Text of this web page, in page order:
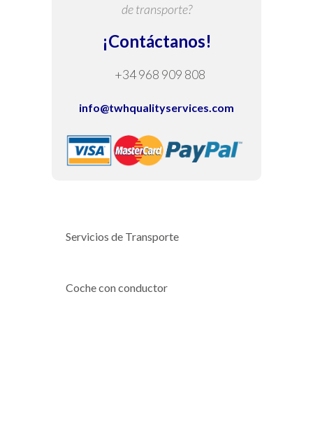
de transporte?
¡Contáctanos!
+34 968 909 808
info@twhqualityservices.com
Servicios de Transporte
Coche con conductor